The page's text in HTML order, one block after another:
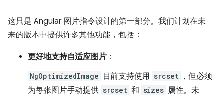
这只是 Angular 图片指令设计的第一部分。我们计划在未
来的版本中提供许多其他功能，包括：
更好地支持自适应图片 ：
NgOptimizedImage 目前支持使用 srcset ，但必须
为每张图片手动提供 srcset 和 sizes 属性。未